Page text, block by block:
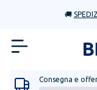
🚚
Consegna e